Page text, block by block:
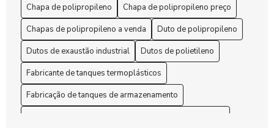
Chapa de Polipropileno Preço: 6 Fatores que Influenciam
Chapa de Polipropileno Preço: 7 Dicas para Economizar
Chapa de polipropileno preço: como encontrar as melhores
ofertas no mercado
Chapa de Polipropileno Preço: Descubra as Melhores
Chapa de polipropileno
Chapa de polipropileno preço
Chapas de polipropileno a venda
Duto de polipropileno
Dutos de exaustão industrial
Dutos de polietileno
Fabricante de tanques termoplásticos
Fabricação de tanques de armazenamento